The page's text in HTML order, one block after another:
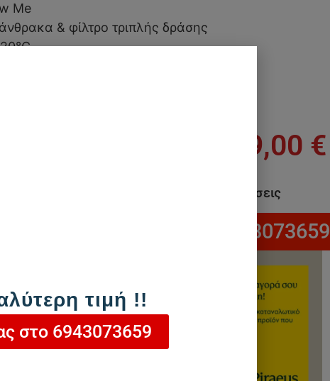
Me
& φίλτρο τριπλής δράσης
339,00 €
/ μήνα σε 24 δόσεις
Καλέστε μας στο 6943073659
τιμή !!
στο 6943073659